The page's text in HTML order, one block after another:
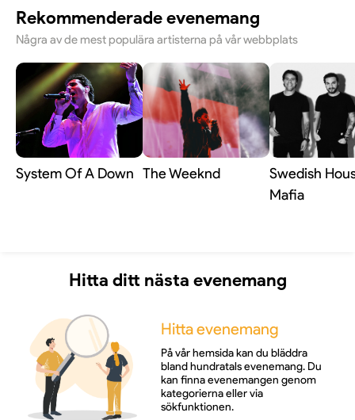
Den har vunnit flera stora priser, inklusive en Tony
Award för bästa musikal, och anses vara ett måste
stort hjärta.
Rekommenderade evenemang
Några av de mest populära artisterna på vår webbplats
System Of A Down The Weeknd
Swedish
Mafia
Hitta ditt nästa evenemang
Hitta evenemang
På vår hemsida kan du bläddra
bland hundratals evenemang. Du
kan finna evenemangen genom
kategorierna eller via
sökfunktionen.